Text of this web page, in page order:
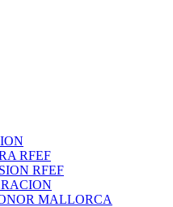
RFEF
RFEF
MALLORCA